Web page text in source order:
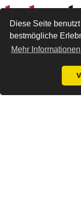
Diese Seite
bestmögliche
Mehr Informationen
Menü
Caprice